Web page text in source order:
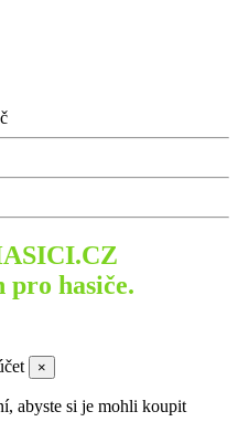
pro hasiče.
×
abyste si je mohli koupit